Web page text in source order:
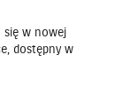
się w nowej
dostępny w